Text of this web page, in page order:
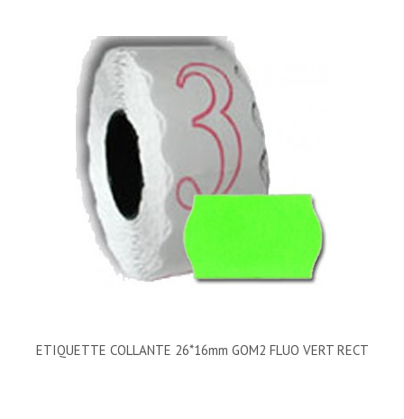
ETIQUETTE COLLANTE 26*16mm GOM2 FLUO VERT RECT